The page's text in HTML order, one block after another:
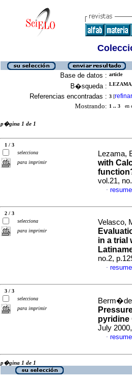
Base de datos : article
B�squeda :
Referencias encontradas : 3 [refinar
Mostrando: 1 .. 3 en
p�gina 1 de 1
1 / 3
selecciona
para imprimir
Lezama,
with
vol.21,
·
2 / 3
selecciona
para imprimir
Velasco,
in a trial
no.2,
·
3 / 3
selecciona
para imprimir
pyridine
July
·
p�gina 1 de 1